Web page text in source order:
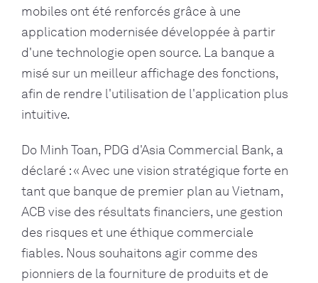
mobiles ont été renforcés grâce à une
application modernisée développée à partir
d'une technologie open source. La banque a
misé sur un meilleur affichage des fonctions,
afin de rendre l'utilisation de l'application plus
intuitive.
Do Minh Toan, PDG d'Asia Commercial Bank, a
déclaré : « Avec une vision stratégique forte en
tant que banque de premier plan au Vietnam,
ACB vise des résultats financiers, une gestion
des risques et une éthique commerciale
fiables. Nous souhaitons agir comme des
pionniers de la fourniture de produits et de